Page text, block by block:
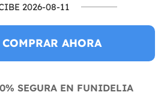
2026-08-11
COMPRAR AHORA
SEGURA EN FUNIDELIA